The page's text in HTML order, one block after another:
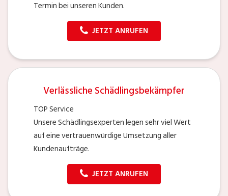
Termin bei unseren Kunden.
JETZT ANRUFEN
Verlässliche Schädlingsbekämpfer
TOP Service
Unsere Schädlingsexperten legen sehr viel Wert
auf eine vertrauenwürdige Umsetzung aller
Kundenaufträge.
JETZT ANRUFEN